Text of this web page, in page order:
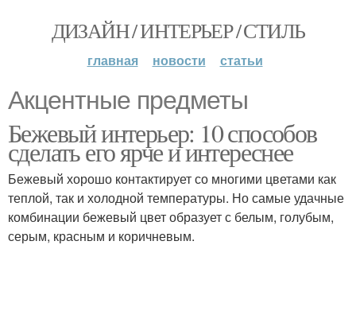
ДИЗАЙН / ИНТЕРЬЕР / СТИЛЬ
главная новости статьи
Акцентные предметы
Бежевый интерьер: 10 способов
сделать его ярче и интереснее
Бежевый хорошо контактирует со многими цветами как
теплой, так и холодной температуры. Но самые удачные
комбинации бежевый цвет образует с белым, голубым,
серым, красным и коричневым.